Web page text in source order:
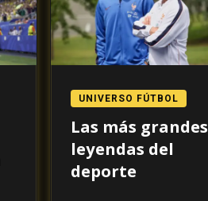
UNIVERSO FÚTBOL
Las más grandes
leyendas del
deporte